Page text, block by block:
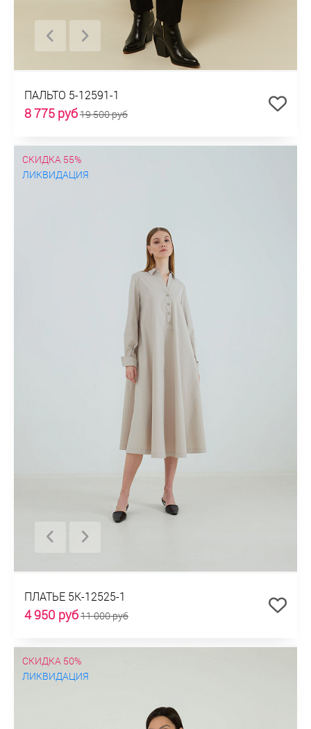
ПАЛЬТО 5-12591-1
8 775 руб19 500 руб
СКИДКА 55%
ЛИКВИДАЦИЯ
ПЛАТЬЕ 5К-12525-1
4 950 руб11 000 руб
СКИДКА 50%
ЛИКВИДАЦИЯ